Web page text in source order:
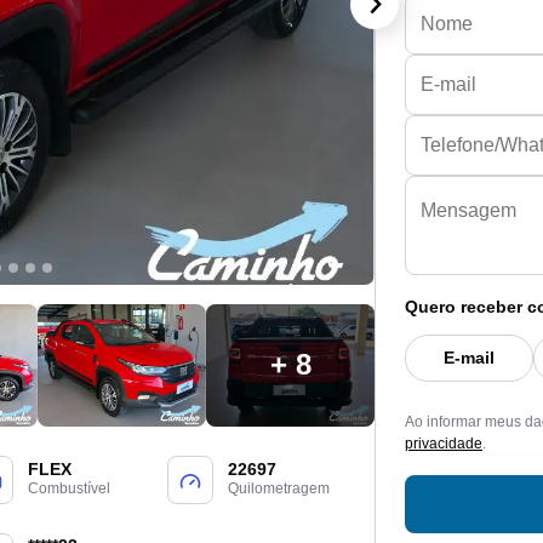
+ 8
FLEX
Combustível
22697
Quilometragem
Quero receber
E-mail
Ao informar meus
privacidade.